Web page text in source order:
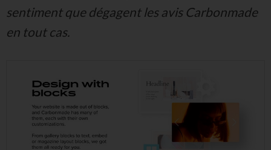
sentiment que dégagent les avis Carbonmade
en tout cas.